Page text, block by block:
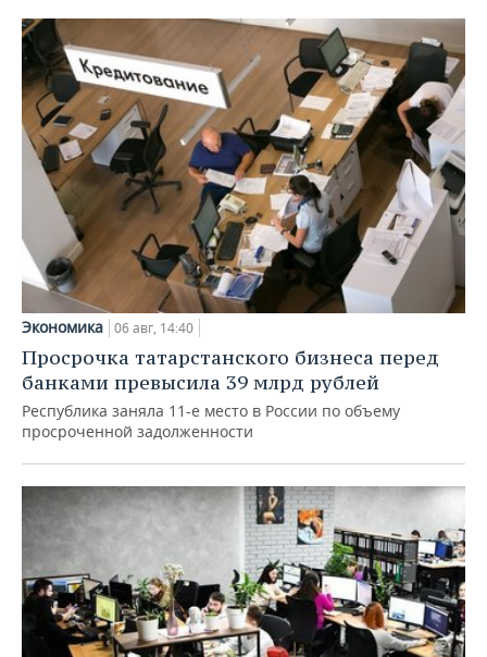
Экономика 06 авг, 14:40
Просрочка татарстанского бизнеса перед
банками превысила 39 млрд рублей
Республика заняла 11-е место в России по объему
просроченной задолженности